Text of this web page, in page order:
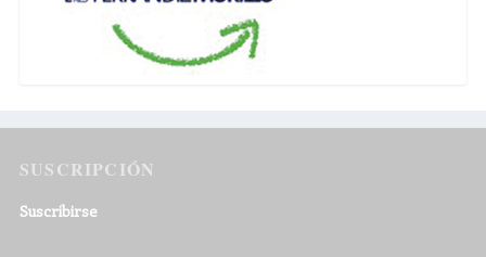
SUSCRIPCIÓN
Suscribirse